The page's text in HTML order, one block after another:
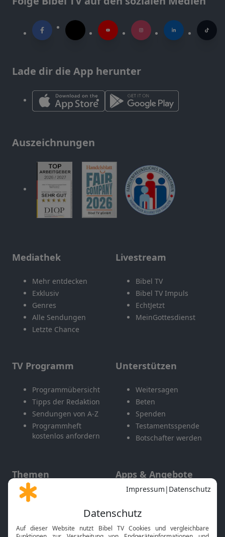
Lade dir die App herunter
Auszeichnungen
Mediathek
Mehr entdecken
Exklusiv
Genres
Alle Sendungen
Letzte Chance
Livestream
Bibel TV
Bibel TV Impuls
EchtJetzt
MeinGottesdienst
TV Programm
Programmübersicht
Tipps der Redaktion
Sendungen von A-Z
Programmheft
kostenlos anfordern
Unterstützen
Weitersagen
Beten
Spenden
Testamentsspende
Botschafter werden
Themen
Gott und Bibel erklärt
Neuigkeiten
Apps & Angebote
Mobile App
Smart TV